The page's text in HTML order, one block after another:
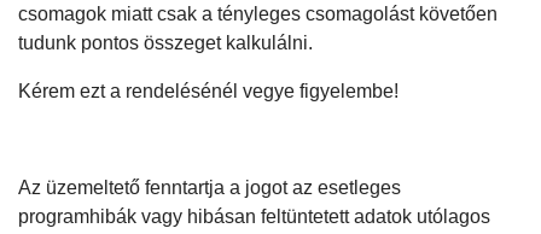
csomagok miatt csak a tényleges csomagolást követően
tudunk pontos összeget kalkulálni.
Kérem ezt a rendelésénél vegye figyelembe!
Az üzemeltető fenntartja a jogot az esetleges
programhibák vagy hibásan feltüntetett adatok utólagos